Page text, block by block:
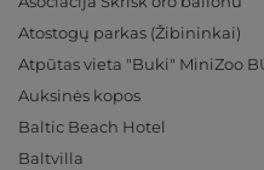
Atostogų parkas (Žibininkai)
Atpūtas vieta "Buki" MiniZoo
Auksinės kopos
Baltic Beach Hotel
Baltvilla